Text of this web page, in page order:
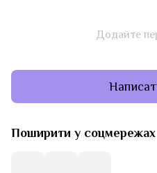
Додайте
Поширити у соцмережах